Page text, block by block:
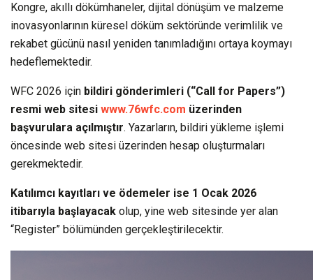
Kongre, akıllı dökümhaneler, dijital dönüşüm ve malzeme
inovasyonlarının küresel döküm sektöründe verimlilik ve
rekabet gücünü nasıl yeniden tanımladığını ortaya koymayı
hedeflemektedir.
WFC 2026 için bildiri gönderimleri (“Call for Papers”)
resmi web sitesi www.76wfc.com üzerinden
başvurulara açılmıştır. Yazarların, bildiri yükleme işlemi
öncesinde web sitesi üzerinden hesap oluşturmaları
gerekmektedir.
Katılımcı kayıtları ve ödemeler ise 1 Ocak 2026
itibarıyla başlayacak olup, yine web sitesinde yer alan
“Register” bölümünden gerçekleştirilecektir.